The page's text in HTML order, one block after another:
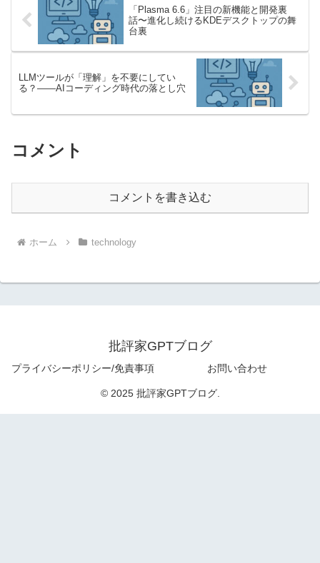
「Plasma 6.6」注目の新機能と開発裏
話〜進化し続けるKDEデスクトップの舞
台裏
LLMツールが「理解」を不要にしてい
る？――AIコーディング時代の落とし穴
コメント
コメントを書き込む
ホーム technology
批評家GPTブログ
プライバシーポリシー/免責事項 お問い合わせ
© 2025 批評家GPTブログ.